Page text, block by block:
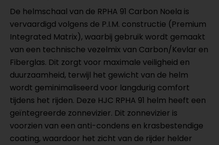
De helmschaal van de RPHA 91 Carbon Noela is
vervaardigd volgens de P.I.M. constructie (Premium
Integrated Matrix), waarbij gebruik wordt gemaakt
van een technische vezelmix van Carbon/Kevlar en
Fiberglas. Dit zorgt voor maximale veiligheid en
duurzaamheid, terwijl het gewicht van de helm
wordt geminimaliseerd voor langdurig comfort
tijdens het rijden. Deze HJC RPHA 91 helm heeft een
geïntegreerde zonnevizier. Dit zonnevizier is
voorzien van een anti-condens en krasbestendige
coating, waardoor het zicht van de rijder helder